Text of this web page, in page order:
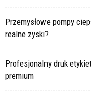
Przemysłowe pompy
realne zyski?
Profesjonalny druk
premium